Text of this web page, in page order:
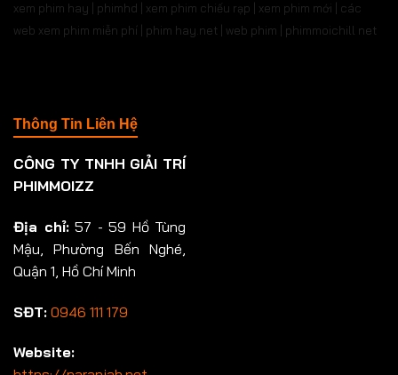
xem phim hay | phimhd | xem phim chiếu rạp | xem phim mới | các
web xem phim miễn phí | phim hay.net | web phim | phimmoichill net
Thông Tin Liên Hệ
CÔNG TY TNHH GIẢI TRÍ
PHIMMOIZZ
Địa chỉ:57 - 59 Hồ Tùng
Mậu, Phường Bến Nghé,
Quận 1, Hồ Chí Minh
SĐT: 0946 111 179
Website: